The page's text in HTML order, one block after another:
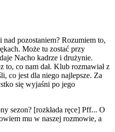
pozostaniem? Rozumiem to,
Może tu zostać przy
Nacho kadrze i drużynie.
to, co nam dał. Klub rozmawiał z
co jest dla niego najlepsze. Za
się wyjaśni po jego
sezon? [rozkłada ręce] Pff... O
mu w naszej rozmowie, a